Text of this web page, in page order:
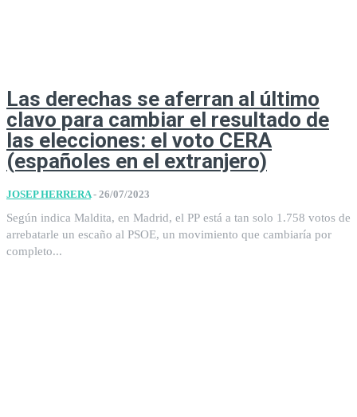
Las derechas se aferran al último
clavo para cambiar el resultado de
las elecciones: el voto CERA
(españoles en el extranjero)
JOSEP HERRERA - 26/07/2023
Según indica Maldita, en Madrid, el PP está a tan solo 1.758 votos de
arrebatarle un escaño al PSOE, un movimiento que cambiaría por
completo...